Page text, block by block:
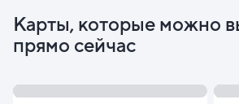
Карты, которые можно
прямо сейчас